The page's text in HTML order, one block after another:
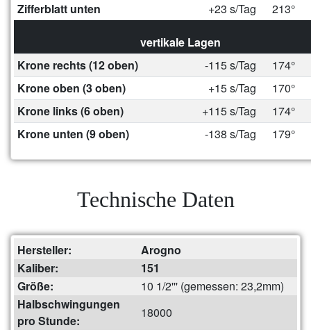
Zifferblatt unten
+23 s/Tag 213°
vertikale Lagen
Krone rechts (12 oben)
-115 s/Tag
174°
Krone oben (3 oben)
+15 s/Tag
170°
Krone links (6 oben)
+115 s/Tag
174°
Krone unten (9 oben)
-138 s/Tag 179°
Technische Daten
Hersteller:
Arogno
Kaliber:
151
Größe:
10 1/2''' (gemessen: 23,2mm)
Halbschwingungen
pro Stunde:
18000